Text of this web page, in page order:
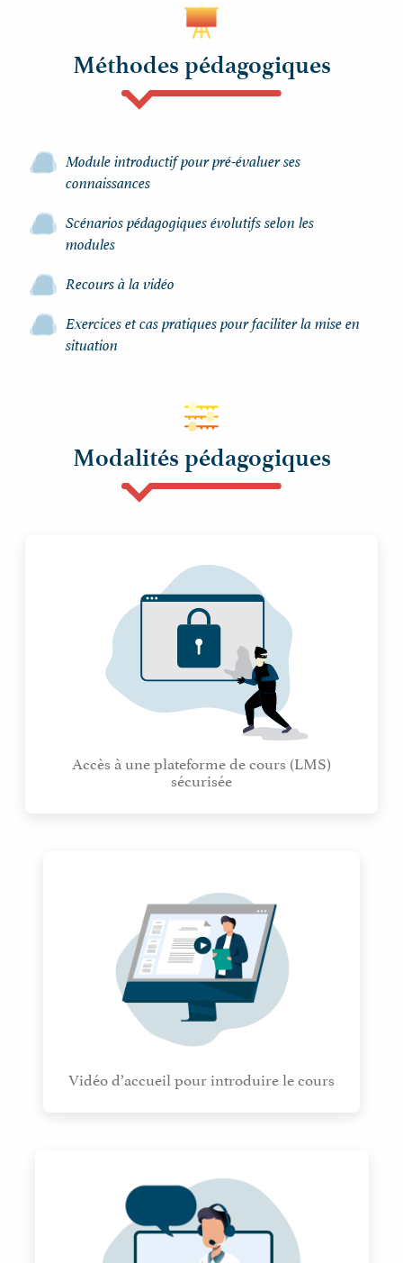
Méthodes pédagogiques
Module introductif pour pré-évaluer ses
connaissances
Scénarios pédagogiques évolutifs selon les
modules
Recours à la vidéo
Exercices et cas pratiques pour faciliter la mise en
situation
Modalités pédagogiques
Accès à une plateforme de cours (LMS)
sécurisée
Vidéo d’accueil pour introduire le cours